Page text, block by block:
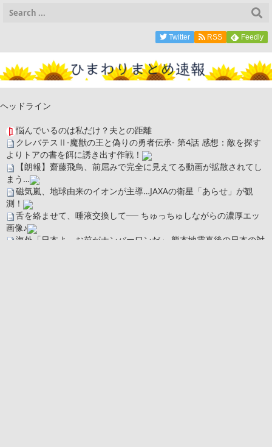
Twitter RSS Feedly
ヘッドライン
悩んでいるのは私だけ？夫との距離
クレバテスⅡ-魔獣の王と偽りの勇者伝承- 第4話 感想：敵を探す
よりトアの書を餌に誘き出す作戦！
【朗報】齋藤飛鳥、前屈みで完全に見えてる動画が拡散されてし
まう…
磁気嵐、地球由来のイオンが主導…JAXAの衛星「あらせ」が観
測！
舌を絡ませて、唾液交換して── ちゅっちゅしながらの濃厚エッ
画像♪
海外「日本よ、お前がナンバーワンだ」 熊本地震直後の日本の対